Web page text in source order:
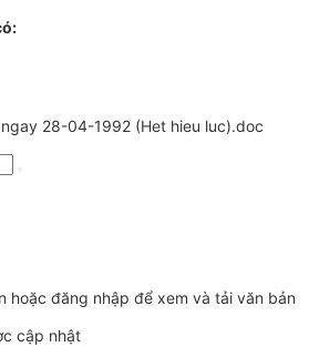
28-04-1992 (Het hieu luc).doc
hoặc đăng nhập để xem và tải văn bản
cập nhật